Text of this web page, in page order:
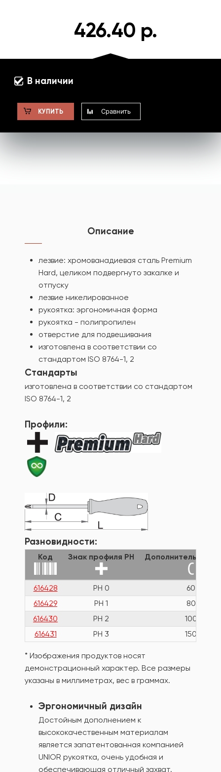
426.40 р.
В наличии
КУПИТЬ Сравнить
Описание
лезвие: хромованадиевая сталь Premium
Hard, целиком подвергнуто закалке и
отпуску
лезвие никелированное
рукоятка: эргономичная форма
рукоятка - полипропилен
отверстие для подвешивания
изготовлена в соответствии со
стандартом ISO 8764-1, 2
Стандарты
изготовлена в соответствии со стандартом
ISO 8764-1, 2
Профили:
Разновидности:
Код Знак профиля PH Дополнительная
616428 PH 0
60
616429
PH 1
80
616430
PH 2
100
616431
PH 3 150
* Изображения продуктов носят
демонстрационный характер. Все размеры
указаны в миллиметрах, вес в граммах.
Эргономичный дизайн
Достойным дополнением к
высококачественным материалам
является запатентованная компанией
UNIOR рукоятка, очень удобная и
обеспечивающая отличный захват.